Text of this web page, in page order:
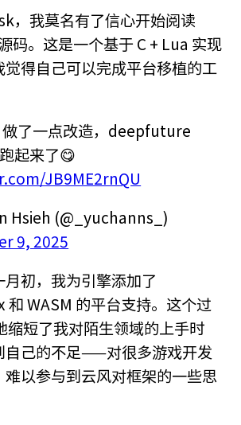
，我莫名有了信心开始阅读
码。这是一个基于 C + Lua 实现
得自己可以完成平台移植的工
了一点改造，deepfuture
起来了😋
JB9ME2rnQU
Hsieh (@_yuchanns_)
9, 2025
初，我为引擎添加了
和 WASM 的平台支持。这个过
缩短了我对陌生领域的上手时
自己的不足——对很多游戏开发
以参与到云风对框架的一些思